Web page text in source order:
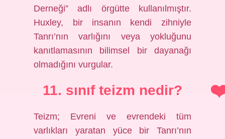
Derneği” adlı örgütte kullanılmıştır.
Huxley, bir insanın kendi zihniyle
Tanrı’nın varlığını veya yokluğunu
kanıtlamasının bilimsel bir dayanağı
olmadığını vurgular.
11. sınıf teizm nedir?
Teizm; Evreni ve evrendeki tüm
varlıkları yaratan yüce bir Tanrı’nın